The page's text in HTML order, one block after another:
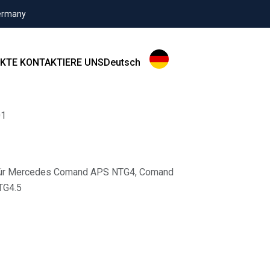
KONTAKTIERE UNSDeutsch
Mercedes Comand APS NTG4, Comand